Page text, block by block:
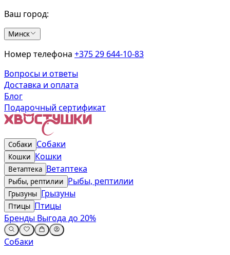
Ваш город:
Минск
Номер телефона +375 29 644-10-83
Вопросы и ответы
Доставка и оплата
Блог
Подарочный сертификат
Собаки Собаки
Кошки Кошки
Ветаптека Ветаптека
Рыбы, рептилии Рыбы, рептилии
Грызуны Грызуны
Птицы Птицы
Бренды Выгода до 20%
Собаки